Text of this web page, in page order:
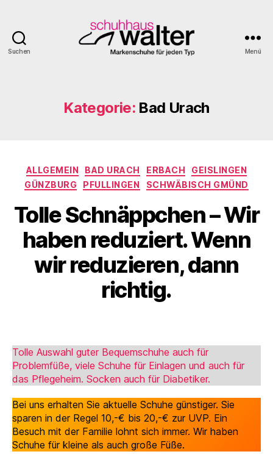
Suchen Menü
Kategorie: Bad Urach
Kategorien
ALLGEMEIN BAD URACH ERBACH
GEISLINGEN
GÜNZBURG
PFULLINGEN SCHWÄBISCH GMÜND
Tolle Schnäppchen – Wir
haben reduziert. Wenn
wir reduzieren, dann
richtig.
Tolle Auswahl guter Bequemschuhe auch für
Problemfüße, viele Schuhe für Einlagen und auch für
das Pflegeheim. Socken auch für Diabetiker.
Bei uns erhalten Sie aktuelle Schuhe günstiger. Sie
sparen in der Regel 10,-€ bis 20,-€ zur UVP. Ein
Besuch mit der Familie lohnt sich immer. Wir haben
Schuhe für kleine als auch große Füße.